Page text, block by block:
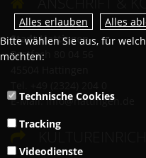
Stadt Hattingen
Postfach 80 04 56
E-Mail:info@hattingen.de
Bitte wählen Sie aus, für
möchten:
Technische Cookies
Tracking
Videodienste